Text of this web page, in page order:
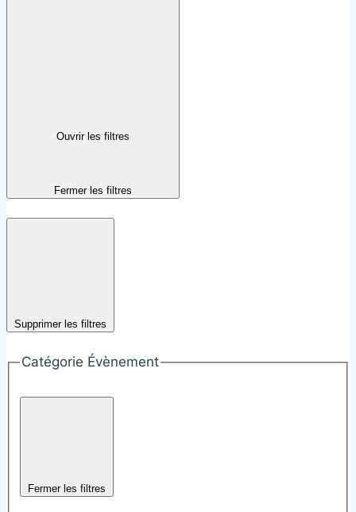
Ouvrir les filtres
Fermer les filtres
Supprimer les filtres
Catégorie Évènement
Fermer les filtres